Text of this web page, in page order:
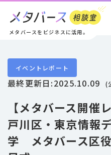
メタバースをビジネスに活用。
イベントレポート
最終更新日:2025.10.09 (
【メタバース開催
戸川区・東京情報
学 メタバース区